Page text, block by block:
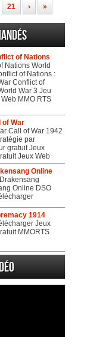
21 › »
of Nations
Nations World
of Nations :
Conflict of
War 3 Jeu
MMO RTS
of War
Call of War 1942
par
gratuit Jeux
Jeux Web
Online
Online DSO
1914
Jeux
MMORTS